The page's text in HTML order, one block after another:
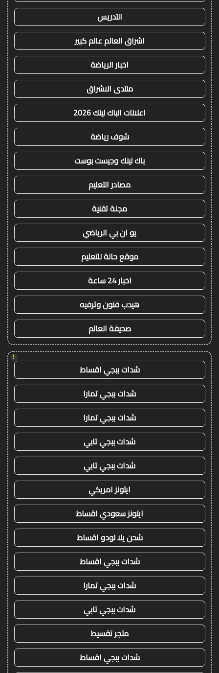
التدريس
اشراق العالم عالم كبير
اخبار الرياضة
منتدى الاشراق
اعلانات الباك لينك 2026
شوف رياضة
باك لينك وجيست بوست
مصادر التعليم
مجلة تقنية
يو ان بي الرياضي
موقع حالة للتعليم
اخبار 24 ساعة
هيدب فنون وترفيه
صحيفة العالم
!
شدات ببجي اقساط
شدات ببجي تمارا
شدات ببجي تمارا
شدات ببجي تابي
شدات ببجي تابي
ايتونز امريكي
ايتونز سعودي اقساط
شحن يلا لودو اقساط
شدات ببجي اقساط
شدات ببجي تمارا
شدات ببجي تابي
متجر تقسيط
شدات ببجي اقساط